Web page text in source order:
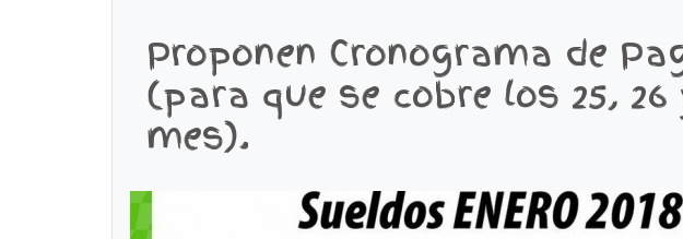
Proponen Cronograma de
(para que se cobre los 25, 26
mes).